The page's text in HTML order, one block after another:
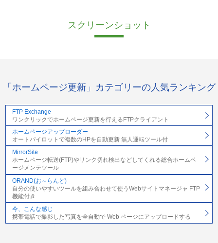
スクリーンショット
「ホームページ更新」カテゴリーの人気ランキング
FTP Exchange
ワンクリックでホームページ更新を行えるFTPクライアント
ホームページアップローダー
オートパイロットで複数のHPを自動更新 無人運転ツール付
MirrorSite
ホームページ転送(FTP)やリンク切れ検出などしてくれる総合ホームペ
ージメンテツール
ORAND(お～らんど)
自分の使いやすいツールを組み合わせて使うWebサイトマネージャ FTP
機能付き
今、こんな感じ
携帯電話で撮影した写真を全自動で Web ページにアップロードする